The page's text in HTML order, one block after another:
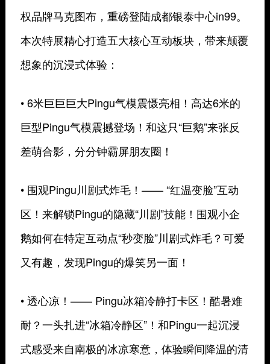
权品牌马克图布，重磅登陆成都银泰中心in99。
本次特展精心打造五大核心互动板块，带来颠覆
想象的沉浸式体验：
• 6米巨巨巨大Pingu气模震慑亮相！高达6米的
巨型Pingu气模震撼登场！和这只“巨鹅”来张反
差萌合影，分分钟霸屏朋友圈！
• 围观Pingu川剧式炸毛！—— “红温变脸”互动
区！来解锁Pingu的隐藏“川剧”技能！围观小企
鹅如何在特定互动点“秒变脸”川剧式炸毛？可爱
又有趣，发现Pingu的爆笑另一面！
• 透心凉！—— Pingu冰箱冷静打卡区！酷暑难
耐？一头扎进“冰箱冷静区”！和Pingu一起沉浸
式感受来自南极的冰凉寒意，体验瞬间降温的清